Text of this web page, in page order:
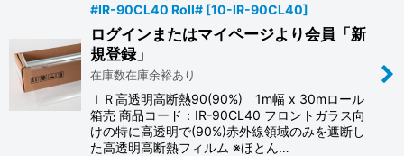
#IR-90CL40 Roll# [10-IR-90CL40]
ログインまたはマイページより会員「新
規登録」
在庫数在庫余裕あり
ＩＲ高透明高断熱90(90%) 1m幅 x 30mロール
箱売 商品コード：IR-90CL40 フロントガラス向
けの特に高透明で(90%)赤外線領域のみを遮断し
た高透明高断熱フィルム ※ほとん…